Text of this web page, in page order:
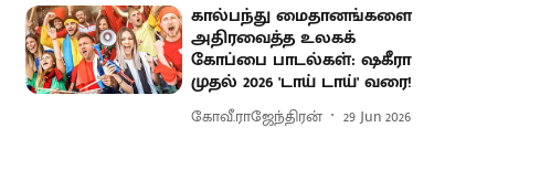
கால்பந்து மைதானங்களை
அதிரவைத்த உலகக்
கோப்பை பாடல்கள்: ஷகீரா
முதல் 2026 'டாய் டாய்' வரை!
கோவீ.ராஜேந்திரன் 29 Jun 2026